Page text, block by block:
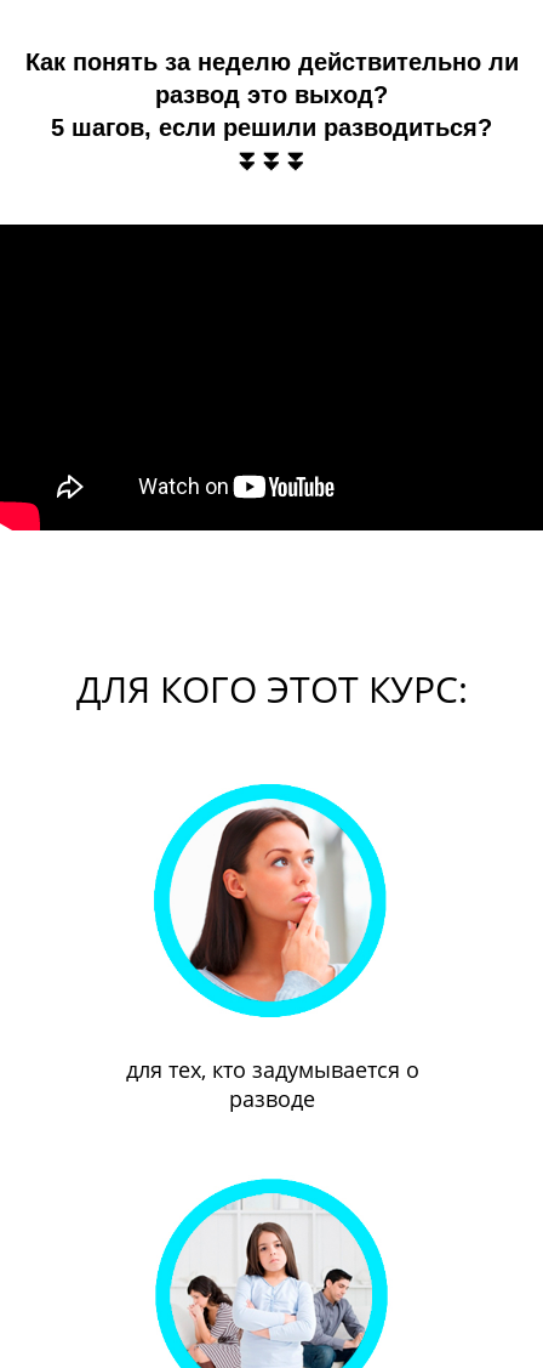
Как понять за неделю действительно ли
развод это выход?
5 шагов, если решили разводиться?
⏬⏬ ⏬
ДЛЯ КОГО ЭТОТ КУРС:
для тех, кто задумывается о
разводе